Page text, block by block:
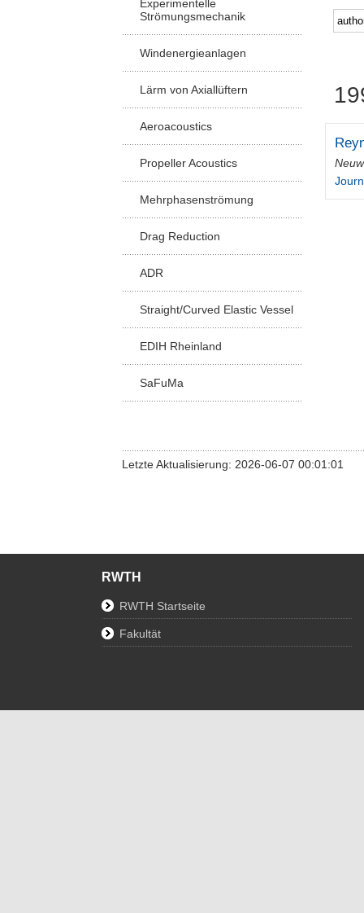
Experimentelle
Strömungsmechanik
Windenergieanlagen
Lärm von Axiallüftern
Aeroacoustics
Propeller Acoustics
Mehrphasenströmung
Drag Reduction
ADR
Straight/Curved Elastic Vessel
EDIH Rheinland
SaFuMa
Letzte Aktualisierung: 2026-06-07 00:01:01
RWTH
RWTH Startseite
Fakultät